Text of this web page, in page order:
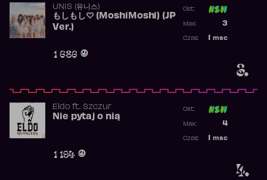
3.
UNIS (유니스)
もしもし♡ (MoshiMoshi) (JP
Ver.)
1 686
Ost:
3
Max:
msc
Czas:
4.
Eldoft. Szczur
Nie pytaj o nią
1 194
Ost:
4
Max:
msc
Czas: